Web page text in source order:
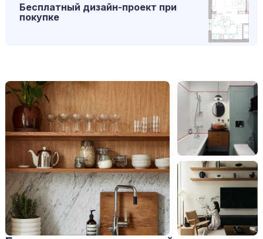
Бесплатный дизайн-проект при
покупке